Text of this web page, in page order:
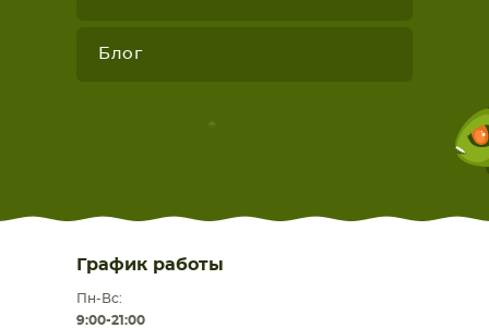
Блог
График работы
Пн-Вс:
9:00-21:00